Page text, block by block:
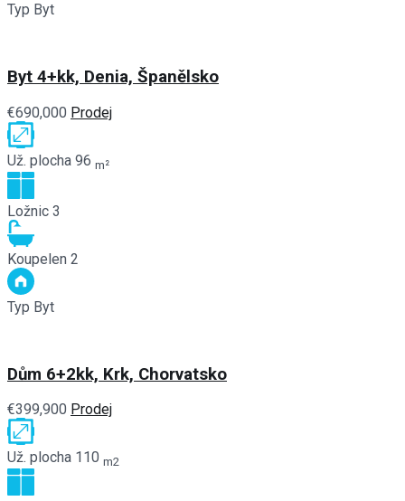
Typ Byt
Byt 4+kk, Denia, Španělsko
€690,000 Prodej
Už. plocha 96 m²
Ložnic 3
Koupelen 2
Typ Byt
Dům 6+2kk, Krk, Chorvatsko
€399,900 Prodej
Už. plocha 110 m2